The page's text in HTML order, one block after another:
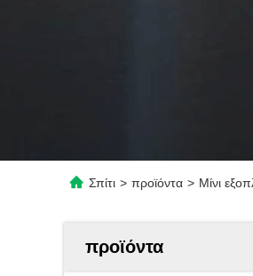
Σπίτι > προϊόντα > Μίνι
προϊόντα